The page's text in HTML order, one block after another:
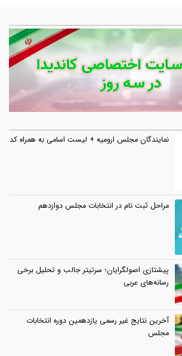
نمایندگان مجلس ارومیه + لیست اسامی به همراه کد
مراحل ثبت نام در انتخابات مجلس دوازدهم
پیشتازی اصولگرایان؛ سرتیتر جالب و تحلیل برخی
رسانه‌های عربی
آخرین نتایج غیر رسمی یازدهمین دوره انتخابات
مجلس